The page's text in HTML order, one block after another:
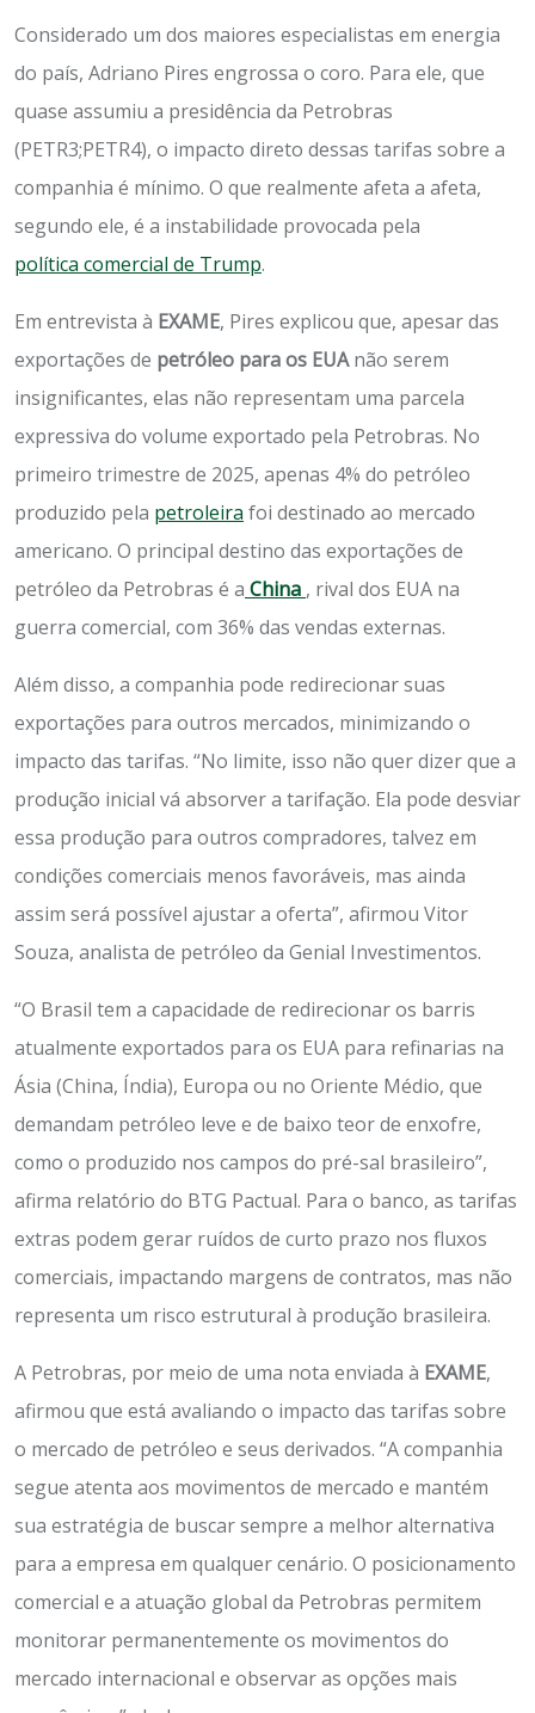
Considerado um dos maiores especialistas em energia
do país, Adriano Pires engrossa o coro. Para ele, que
quase assumiu a presidência da Petrobras
(PETR3;PETR4), o impacto direto dessas tarifas sobre a
companhia é mínimo. O que realmente afeta a afeta,
segundo ele, é a instabilidade provocada pela
política comercial de Trump.
Em entrevista à EXAME, Pires explicou que, apesar das
exportações de petróleo para os EUAnão serem
insignificantes, elas não representam uma parcela
expressiva do volume exportado pela Petrobras. No
primeiro trimestre de 2025, apenas 4% do petróleo
produzido pela petroleira foi destinado ao mercado
americano. O principal destino das exportações de
petróleo da Petrobras é a China , rival dos EUA na
guerra comercial, com 36% das vendas externas.
Além disso, a companhia pode redirecionar suas
exportações para outros mercados, minimizando o
impacto das tarifas. “No limite, isso não quer dizer que a
produção inicial vá absorver a tarifação. Ela pode desviar
essa produção para outros compradores, talvez em
condições comerciais menos favoráveis, mas ainda
assim será possível ajustar a oferta”, afirmou Vitor
Souza, analista de petróleo da Genial Investimentos.
“O Brasil tem a capacidade de redirecionar os barris
atualmente exportados para os EUA para refinarias na
Ásia (China, Índia), Europa ou no Oriente Médio, que
demandam petróleo leve e de baixo teor de enxofre,
como o produzido nos campos do pré-sal brasileiro”,
afirma relatório do BTG Pactual. Para o banco, as tarifas
extras podem gerar ruídos de curto prazo nos fluxos
comerciais, impactando margens de contratos, mas não
representa um risco estrutural à produção brasileira.
A Petrobras, por meio de uma nota enviada à EXAME,
afirmou que está avaliando o impacto das tarifas sobre
o mercado de petróleo e seus derivados. “A companhia
segue atenta aos movimentos de mercado e mantém
sua estratégia de buscar sempre a melhor alternativa
para a empresa em qualquer cenário. O posicionamento
comercial e a atuação global da Petrobras permitem
monitorar permanentemente os movimentos do
mercado internacional e observar as opções mais